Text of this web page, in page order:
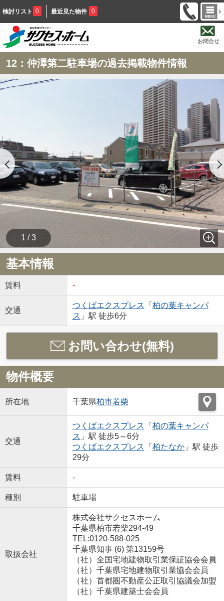
検討リスト 0 最近見た物件 0
お問合せ
12：仲澤第二駐車場の過去掲載物件情報
1 / 3
基本情報
賃料 -
交通
つくばエクスプレス 「 柏の葉キャンパ
ス 」駅 徒歩6分
お問い合わせ(無料)
物件概要
所在地 千葉県柏市若柴
交通
つくばエクスプレス 「 柏の葉キャンパ
ス 」駅 徒歩5～6分
つくばエクスプレス 「 柏たなか」駅 徒歩
29分
賃料 -
種別 駐車場
取扱会社
株式会社サクセスホーム
千葉県柏市若柴294-49
TEL:0120-588-025
千葉県知事 (6) 第13159号
（社）全国宅地建物取引業保証協会会員
（社）千葉県宅地建物取引業協会会員
（社）首都圏不動産公正取引協議会加盟
（社）千葉県建築士会会員